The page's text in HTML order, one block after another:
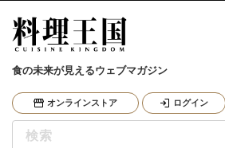
食の未来が見えるウェブマガジン
オンラインストア ログイン